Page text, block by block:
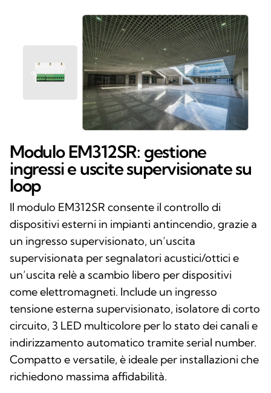
Modulo EM312SR: gestione
ingressi e uscite supervisionate su
loop
Il modulo EM312SR consente il controllo di
dispositivi esterni in impianti antincendio, grazie a
un ingresso supervisionato, un’uscita
supervisionata per segnalatori acustici/ottici e
un’uscita relè a scambio libero per dispositivi
come elettromagneti. Include un ingresso
tensione esterna supervisionato, isolatore di corto
circuito, 3 LED multicolore per lo stato dei canali e
indirizzamento automatico tramite serial number.
Compatto e versatile, è ideale per installazioni che
richiedono massima affidabilità.